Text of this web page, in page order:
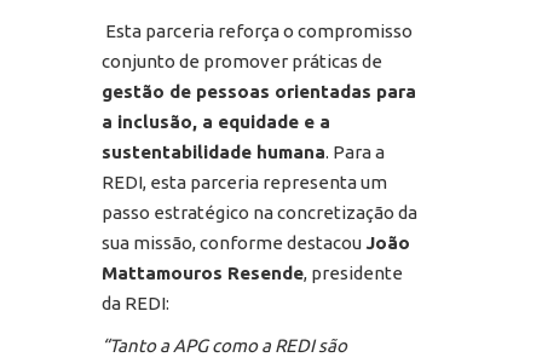
Esta parceria reforça o compromisso
conjunto de promover práticas de
gestão de pessoas orientadas para
a inclusão, a equidade e a
sustentabilidade humana. Para a
REDI, esta parceria representa um
passo estratégico na concretização da
sua missão, conforme destacou João
Mattamouros Resende, presidente
da REDI:
“Tanto a APG como a REDI são